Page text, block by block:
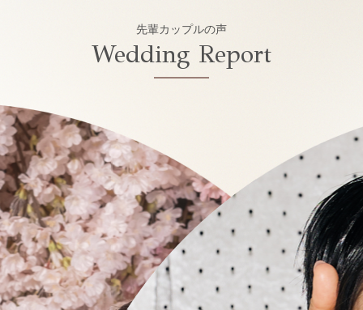
先輩カップルの声
Wedding Report